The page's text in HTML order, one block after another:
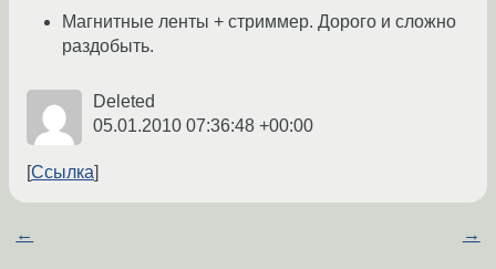
Магнитные ленты + стриммер. Дорого и сложно
раздобыть.
Deleted
05.01.2010 07:36:48 +00:00
Ссылка
← →